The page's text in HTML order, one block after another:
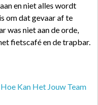
en niet alles wordt
om dat gevaar af te
was niet aan de orde,
fietscafé en de trapbar.
Kan Het Jouw Team